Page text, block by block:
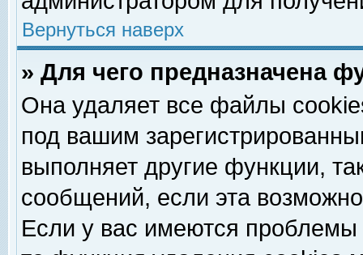
Вернуться наверх
» Для чего предназначена
Она удаляет все файлы
под вашим
выполняет другие функции,
сообщений, если эта
Если у вас имеются